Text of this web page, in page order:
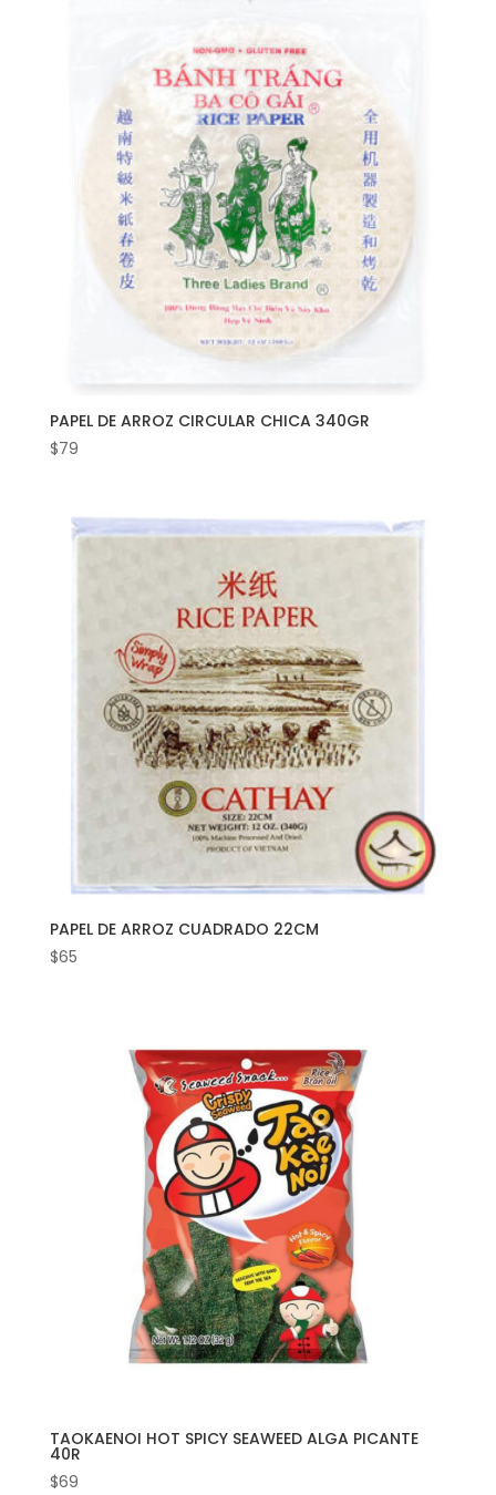
PAPEL DE ARROZ CIRCULAR CHICA 340GR
$79
PAPEL DE ARROZ CUADRADO 22CM
$65
TAOKAENOI HOT SPICY SEAWEED ALGA PICANTE
40R
$69